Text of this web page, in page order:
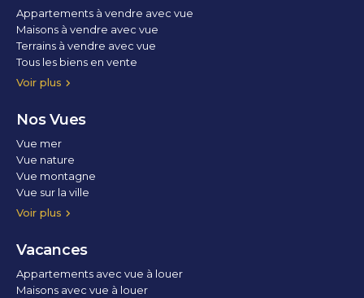
Voir plus
Appartements à vendre avec vue
Maisons à vendre avec vue
Terrains à vendre avec vue
Tous les biens en vente
Nos Vues
Voir plus
Vue mer
Vue nature
Vue montagne
Vue sur la ville
Vue parc
Vue fleuve
Vue lac
Vue marina / port
Vacances
Appartements avec vue à louer
Maisons avec vue à louer